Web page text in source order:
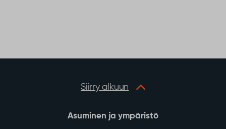
Siirry alkuun
Asuminen ja ympäristö